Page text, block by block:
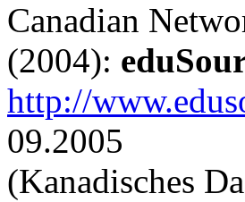
Canadian
(2004):
http://
09.2005
(Kanadisches